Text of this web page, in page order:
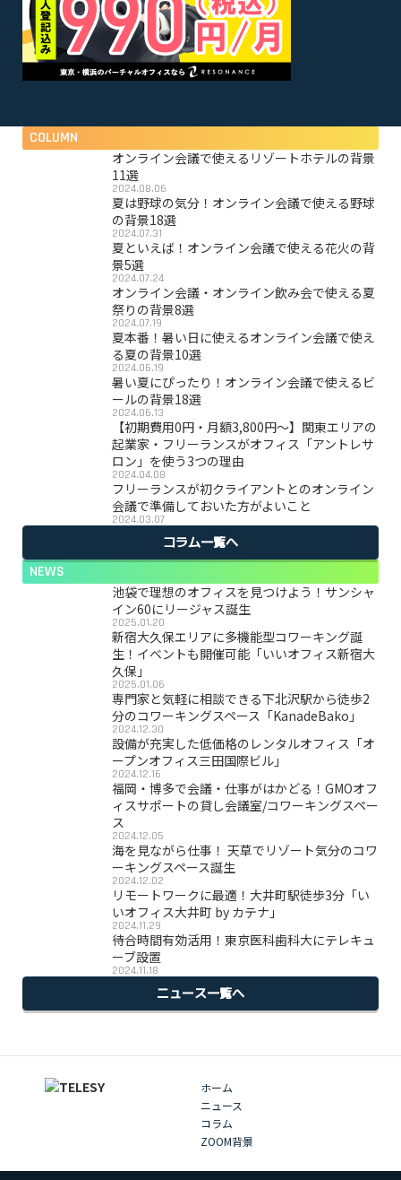
COLUMN
オンライン会議で使えるリゾートホテルの背景
11選
2024.08.06
夏は野球の気分！オンライン会議で使える野球
の背景18選
2024.07.31
夏といえば！オンライン会議で使える花火の背
景5選
2024.07.24
オンライン会議・オンライン飲み会で使える夏
祭りの背景8選
2024.07.19
夏本番！暑い日に使えるオンライン会議で使え
る夏の背景10選
2024.06.19
暑い夏にぴったり！オンライン会議で使えるビ
ールの背景18選
2024.06.13
【初期費用0円・月額3,800円〜】関東エリアの
起業家・フリーランスがオフィス「アントレサ
ロン」を使う3つの理由
2024.04.08
フリーランスが初クライアントとのオンライン
会議で準備しておいた方がよいこと
2024.03.07
コラム一覧へ
NEWS
池袋で理想のオフィスを見つけよう！サンシャ
イン60にリージャス誕生
2025.01.20
新宿大久保エリアに多機能型コワーキング誕
生！イベントも開催可能「いいオフィス新宿大
久保」
2025.01.06
専門家と気軽に相談できる下北沢駅から徒歩2
分のコワーキングスペース「KanadeBako」
2024.12.30
設備が充実した低価格のレンタルオフィス「オ
ープンオフィス三田国際ビル」
2024.12.16
福岡・博多で会議・仕事がはかどる！GMOオフ
ィスサポートの貸し会議室/コワーキングスペー
ス
2024.12.05
海を見ながら仕事！ 天草でリゾート気分のコワ
ーキングスペース誕生
2024.12.02
リモートワークに最適！大井町駅徒歩3分「い
いオフィス大井町 by カテナ」
2024.11.29
待合時間有効活用！東京医科歯科大にテレキュ
ーブ設置
2024.11.18
ニュース一覧へ
ホーム
ニュース
コラム
ZOOM背景